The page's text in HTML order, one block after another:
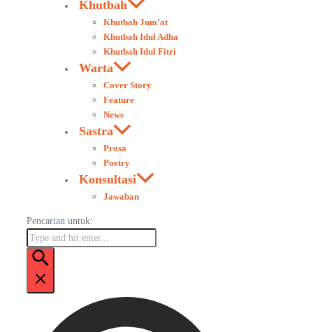
Khutbah
Khutbah Jum’at
Khutbah Idul Adha
Khutbah Idul Fitri
Warta
Cover Story
Feature
News
Sastra
Prosa
Poetry
Konsultasi
Jawaban
Pencarian untuk: